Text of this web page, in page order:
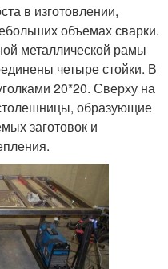
в изготовлении,
объемах сварки.
металлической рамы
четыре стойки. В
20*20. Сверху на
образующие
заготовок и